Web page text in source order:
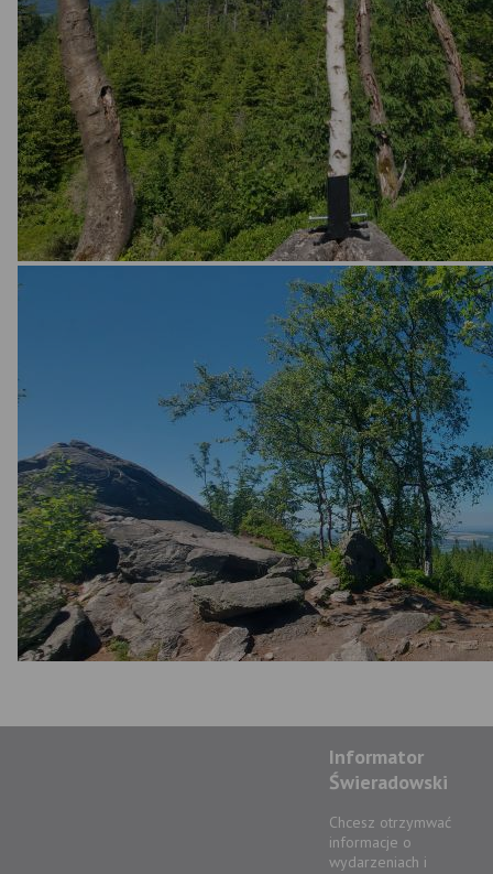
Informator
Świeradowski
Chcesz otrzymwać
informacje o
wydarzeniach i